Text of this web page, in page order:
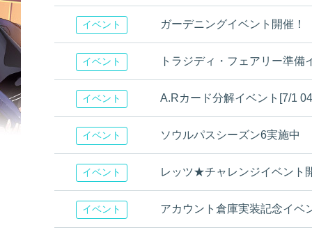
イベント ガーデニングイベント開催！
イベント トラジディ・フェアリー準備
イベント A.Rカード分解イベント[7/1
イベント ソウルパスシーズン6実施中
イベント レッツ★チャレンジイベント
イベント アカウント倉庫実装記念イベ